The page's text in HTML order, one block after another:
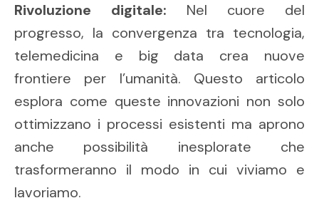
Rivoluzione digitale: Nel cuore del
progresso, la convergenza tra tecnologia,
telemedicina e big data crea nuove
frontiere per l’umanità. Questo articolo
esplora come queste innovazioni non solo
ottimizzano i processi esistenti ma aprono
anche possibilità inesplorate che
trasformeranno il modo in cui viviamo e
lavoriamo.